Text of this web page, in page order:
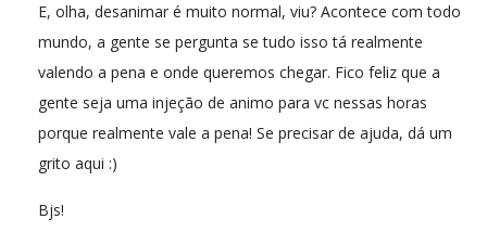
E, olha, desanimar é muito normal, viu? Acontece com todo
mundo, a gente se pergunta se tudo isso tá realmente
valendo a pena e onde queremos chegar. Fico feliz que a
gente seja uma injeção de animo para vc nessas horas
porque realmente vale a pena! Se precisar de ajuda, dá um
grito aqui :)
Bjs!